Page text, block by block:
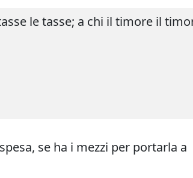
le tasse; a chi il timore il
se ha i mezzi per portarla a